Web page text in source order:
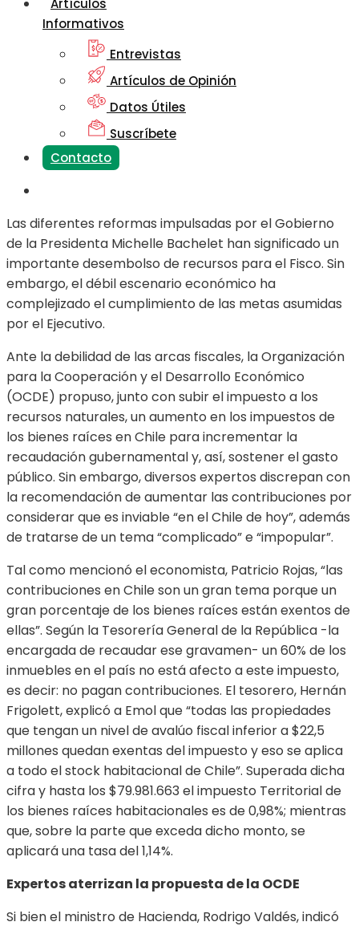
Artículos
Informativos
Entrevistas
Artículos de Opinión
Datos Útiles
Suscríbete
Contacto
Las diferentes reformas impulsadas por el Gobierno
de la Presidenta Michelle Bachelet han significado un
importante desembolso de recursos para el Fisco. Sin
embargo, el débil escenario económico ha
complejizado el cumplimiento de las metas asumidas
por el Ejecutivo.
Ante la debilidad de las arcas fiscales, la Organización
para la Cooperación y el Desarrollo Económico
(OCDE) propuso, junto con subir el impuesto a los
recursos naturales, un aumento en los impuestos de
los bienes raíces en Chile para incrementar la
recaudación gubernamental y, así, sostener el gasto
público. Sin embargo, diversos expertos discrepan con
la recomendación de aumentar las contribuciones por
considerar que es inviable “en el Chile de hoy”, además
de tratarse de un tema “complicado” e “impopular”.
Tal como mencionó el economista, Patricio Rojas, “las
contribuciones en Chile son un gran tema porque un
gran porcentaje de los bienes raíces están exentos de
ellas”. Según la Tesorería General de la República -la
encargada de recaudar ese gravamen- un 60% de los
inmuebles en el país no está afecto a este impuesto,
es decir: no pagan contribuciones. El tesorero, Hernán
Frigolett, explicó a Emol que “todas las propiedades
que tengan un nivel de avalúo fiscal inferior a $22,5
millones quedan exentas del impuesto y eso se aplica
a todo el stock habitacional de Chile”. Superada dicha
cifra y hasta los $79.981.663 el impuesto Territorial de
los bienes raíces habitacionales es de 0,98%; mientras
que, sobre la parte que exceda dicho monto, se
aplicará una tasa del 1,14%.
Expertos aterrizan la propuesta de la OCDE
Si bien el ministro de Hacienda, Rodrigo Valdés, indicó